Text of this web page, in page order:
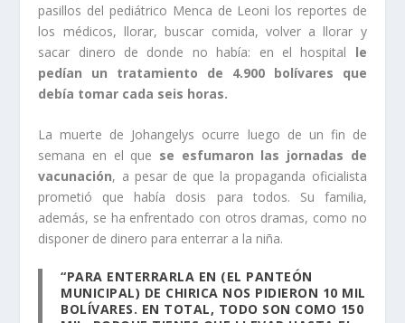
pasillos del pediátrico Menca de Leoni los reportes de
los médicos, llorar, buscar comida, volver a llorar y
sacar dinero de donde no había: en el hospital le
pedían un tratamiento de 4.900 bolívares que
debía tomar cada seis horas.
La muerte de Johangelys ocurre luego de un fin de
semana en el que se esfumaron las jornadas de
vacunación, a pesar de que la propaganda oficialista
prometió que había dosis para todos. Su familia,
además, se ha enfrentado con otros dramas, como no
disponer de dinero para enterrar a la niña.
“PARA ENTERRARLA EN (EL PANTEÓN
MUNICIPAL) DE CHIRICA NOS PIDIERON 10 MIL
BOLÍVARES. EN TOTAL, TODO SON COMO 150